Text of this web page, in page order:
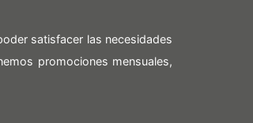
satisfacer las necesidades
promociones mensuales,